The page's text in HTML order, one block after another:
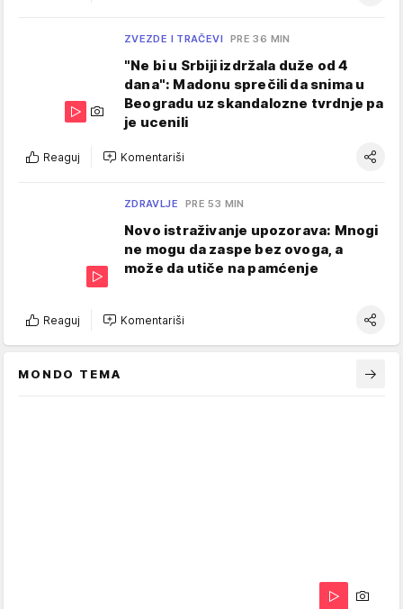
ZVEZDE I TRAČEVI PRE 36 MIN
"Ne bi u Srbiji izdržala duže od 4
dana": Madonu sprečili da snima u
Beogradu uz skandalozne tvrdnje pa
je ucenili
Reaguj Komentariši
ZDRAVLJE PRE 53 MIN
Novo istraživanje upozorava: Mnogi
ne mogu da zaspe bez ovoga, a
može da utiče na pamćenje
Reaguj Komentariši
MONDO TEMA